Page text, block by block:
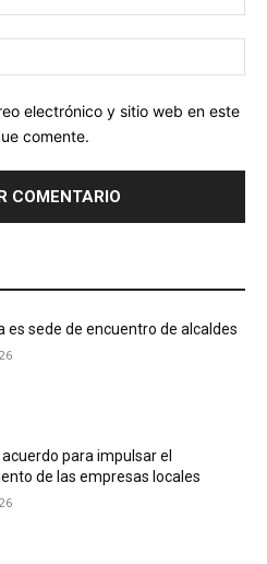
electrónico y sitio web en este
comente.
es sede de encuentro de alcaldes
acuerdo para impulsar el
de las empresas locales